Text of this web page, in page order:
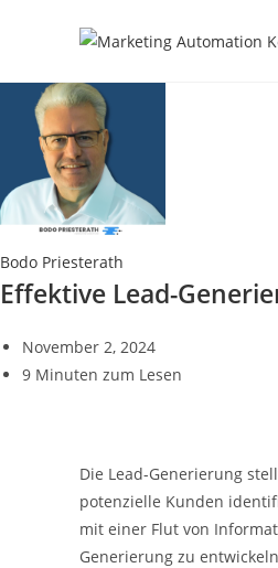
Bodo Priesterath
Effektive Lead-
November 2, 2024
9 Minuten zum Lesen
Die Lead-Generierung
potenzielle Kunden
mit einer Flut von
Generierung zu